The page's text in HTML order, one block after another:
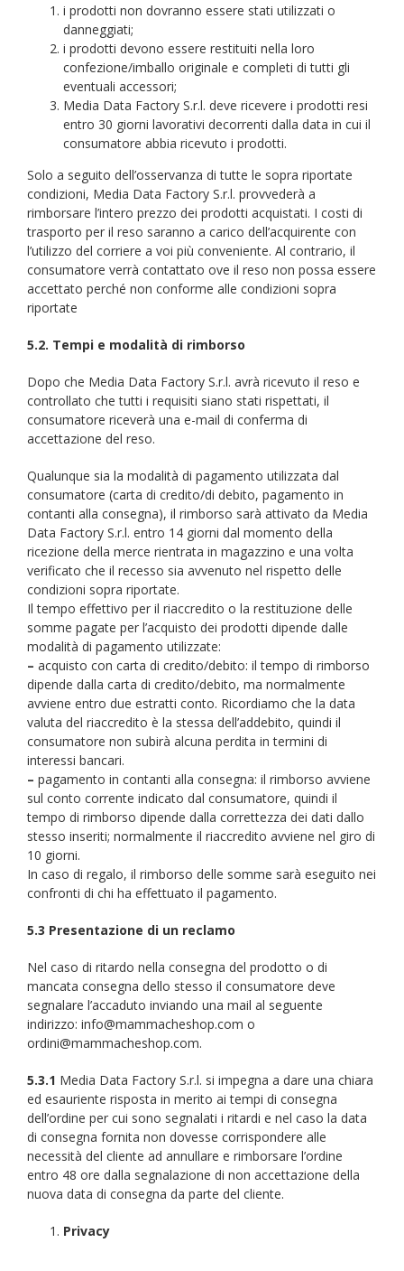
i prodotti non dovranno essere stati utilizzati o
danneggiati;
i prodotti devono essere restituiti nella loro
confezione/imballo originale e completi di tutti gli
eventuali accessori;
Media Data Factory S.r.l. deve ricevere i prodotti resi
entro 30 giorni lavorativi decorrenti dalla data in cui il
consumatore abbia ricevuto i prodotti.
Solo a seguito dell’osservanza di tutte le sopra riportate
condizioni, Media Data Factory S.r.l. provvederà a
rimborsare l’intero prezzo dei prodotti acquistati. I costi di
trasporto per il reso saranno a carico dell’acquirente con
l’utilizzo del corriere a voi più conveniente. Al contrario, il
consumatore verrà contattato ove il reso non possa essere
accettato perché non conforme alle condizioni sopra
riportate
5.2. Tempi e modalità di rimborso
Dopo che Media Data Factory S.r.l. avrà ricevuto il reso e
controllato che tutti i requisiti siano stati rispettati, il
consumatore riceverà una e-mail di conferma di
accettazione del reso.
Qualunque sia la modalità di pagamento utilizzata dal
consumatore (carta di credito/di debito, pagamento in
contanti alla consegna), il rimborso sarà attivato da Media
Data Factory S.r.l. entro 14 giorni dal momento della
ricezione della merce rientrata in magazzino e una volta
verificato che il recesso sia avvenuto nel rispetto delle
condizioni sopra riportate.
Il tempo effettivo per il riaccredito o la restituzione delle
somme pagate per l’acquisto dei prodotti dipende dalle
modalità di pagamento utilizzate:
– acquisto con carta di credito/debito: il tempo di rimborso
dipende dalla carta di credito/debito, ma normalmente
avviene entro due estratti conto. Ricordiamo che la data
valuta del riaccredito è la stessa dell’addebito, quindi il
consumatore non subirà alcuna perdita in termini di
interessi bancari.
– pagamento in contanti alla consegna: il rimborso avviene
sul conto corrente indicato dal consumatore, quindi il
tempo di rimborso dipende dalla correttezza dei dati dallo
stesso inseriti; normalmente il riaccredito avviene nel giro di
10 giorni.
In caso di regalo, il rimborso delle somme sarà eseguito nei
confronti di chi ha effettuato il pagamento.
5.3 Presentazione di un reclamo
Nel caso di ritardo nella consegna del prodotto o di
mancata consegna dello stesso il consumatore deve
segnalare l’accaduto inviando una mail al seguente
indirizzo: info@mammacheshop.com o
ordini@mammacheshop.com.
5.3.1 Media Data Factory S.r.l. si impegna a dare una chiara
ed esauriente risposta in merito ai tempi di consegna
dell’ordine per cui sono segnalati i ritardi e nel caso la data
di consegna fornita non dovesse corrispondere alle
necessità del cliente ad annullare e rimborsare l’ordine
entro 48 ore dalla segnalazione di non accettazione della
nuova data di consegna da parte del cliente.
Privacy